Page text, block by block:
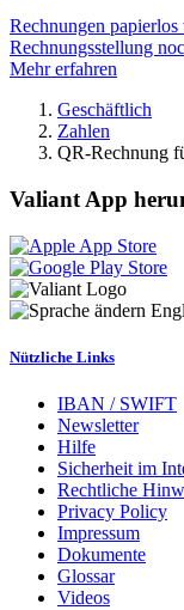
Rechnungen
Rechnungsstellung
Mehr erfahren
Geschäftlich
Zahlen
QR-Rechnung
Valiant App
Nützliche Links
IBAN / SWIFT
Newsletter
Hilfe
Sicherheit im
Rechtliche
Privacy Policy
Impressum
Dokumente
Glossar
Videos